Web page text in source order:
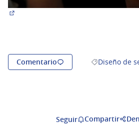
Comentario Resultados
Diseño de
Seguir Compartir